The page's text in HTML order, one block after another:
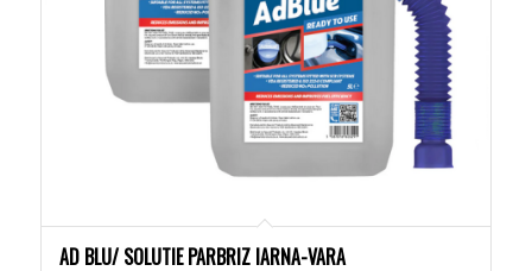
AD BLU/ SOLUTIE PARBRIZ IARNA-VARA